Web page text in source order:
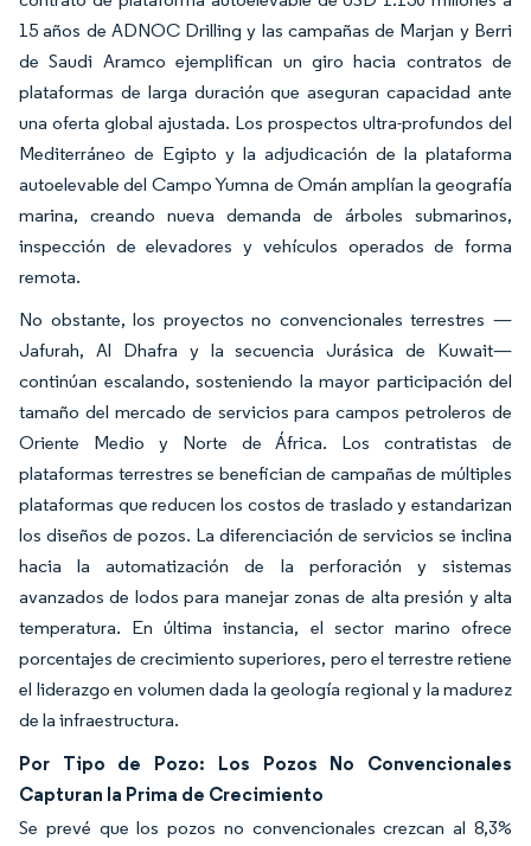
15 años de ADNOC Drilling y las campañas de Marjan y Berri
de Saudi Aramco ejemplifican un giro hacia contratos de
plataformas de larga duración que aseguran capacidad ante
una oferta global ajustada. Los prospectos ultra-profundos del
Mediterráneo de Egipto y la adjudicación de la plataforma
autoelevable del Campo Yumna de Omán amplían la geografía
marina, creando nueva demanda de árboles submarinos,
inspección de elevadores y vehículos operados de forma
remota.
No obstante, los proyectos no convencionales terrestres —
Jafurah, Al Dhafra y la secuencia Jurásica de Kuwait—
continúan escalando, sosteniendo la mayor participación del
tamaño del mercado de servicios para campos petroleros de
Oriente Medio y Norte de África. Los contratistas de
plataformas terrestres se benefician de campañas de múltiples
plataformas que reducen los costos de traslado y estandarizan
los diseños de pozos. La diferenciación de servicios se inclina
hacia la automatización de la perforación y sistemas
avanzados de lodos para manejar zonas de alta presión y alta
temperatura. En última instancia, el sector marino ofrece
porcentajes de crecimiento superiores, pero el terrestre retiene
el liderazgo en volumen dada la geología regional y la madurez
de la infraestructura.
Por Tipo de Pozo: Los Pozos No Convencionales
Capturan la Prima de Crecimiento
Se prevé que los pozos no convencionales crezcan al 8,3%